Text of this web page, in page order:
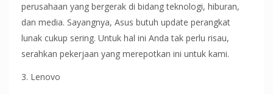
perusahaan yang bergerak di bidang teknologi, hiburan,
dan media. Sayangnya, Asus butuh update perangkat
lunak cukup sering. Untuk hal ini Anda tak perlu risau,
serahkan pekerjaan yang merepotkan ini untuk kami.
Lenovo